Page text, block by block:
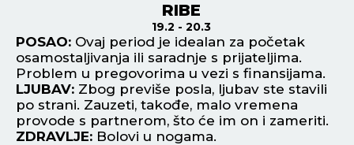
RIBE
19.2 - 20.3
POSAO: Ovaj period je idealan za početak
osamostaljivanja ili saradnje s prijateljima.
Problem u pregovorima u vezi s finansijama.
LJUBAV: Zbog previše posla, ljubav ste stavili
po strani. Zauzeti, takođe, malo vremena
provode s partnerom, što će im on i zameriti.
ZDRAVLJE: Bolovi u nogama.